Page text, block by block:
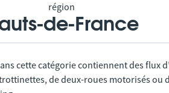
région
de-France
cette catégorie contiennent des flux
de deux-roues motorisés ou